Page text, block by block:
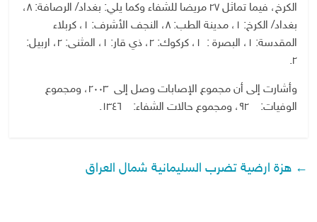
الكرخ، فيما تماثل ٢٧ مريضا للشفاء وكما يلي: بغداد/ الرصافة: ٨،
بغداد/ الكرخ: ١، مدينة الطب: ٨، النجف الأشرف: ١، كربلاء
المقدسة: ١، البصرة :
١، كركوك: ٢، ذي قار: ١، المثنى: ٢، اربيل:
٢.
وأشارت إلى أن مجموع الإصابات وصل إلى
٢٠٠٣، ومجموع
الوفيات:
٩٢، ومجموع حالات الشفاء: ١٣٤٦.
← هزة ارضية تضرب السليمانية شمال العراق